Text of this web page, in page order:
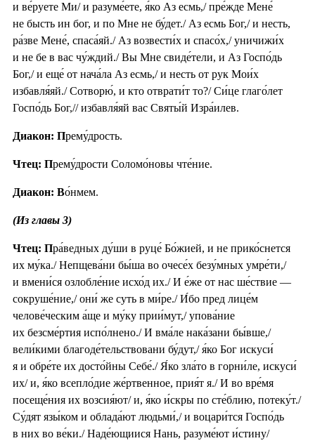
и ве́руете Ми/ и разуме́ете, я́ко Аз есмь,/ пре́жде Мене́
не бысть ин бог, и по Мне не бу́дет./ Аз есмь Бог,/ и несть,
ра́зве Мене́, спаса́яй./ Аз возвести́х и спасо́х,/ уничижи́х
и не бе в вас чу́ждий./ Вы Мне свиде́тели, и Аз Госпо́дь
Бог,/ и еще́ от нача́ла Аз есмь,/ и несть от рук Мои́х
избавля́яй./ Сотворю́, и кто отврати́т то?/ Си́це глаго́лет
Госпо́дь Бог,// избавля́яй вас Святы́й Изра́илев.
Диакон: Прему́дрость.
Чтец: Прему́дрости Соломо́новы чте́ние.
Диакон: Во́нмем.
(Из главы 3)
Чтец: Пра́ведных ду́ши в руце́ Бо́жией, и не прико́снется
их му́ка./ Непщева́ни бы́ша во очесе́х безу́мных умре́ти,/
и вмени́ся озлобле́ние исхо́д их./ И е́же от нас ше́ствие —
сокруше́ние,/ они́ же суть в ми́ре./ И́бо пред лице́м
челове́ческим а́ще и му́ку прии́мут,/ упова́ние
их безсме́ртия испо́лнено./ И вма́ле нака́зани бы́вше,/
вели́кими благоде́тельствовани бу́дут,/ я́ко Бог искуси́
я и обре́те их досто́йны Себе́./ Я́ко зла́то в горни́ле, искуси́
их/ и, я́ко всепло́дие же́ртвенное, прия́т я./ И во вре́мя
посеще́ния их возсия́ют/ и, я́ко и́скры по сте́блию, потеку́т./
Су́дят язы́ком и облада́ют людьми́,/ и воцари́тся Госпо́дь
в них во ве́ки./ Наде́ющиися Нань, разуме́ют и́стину/